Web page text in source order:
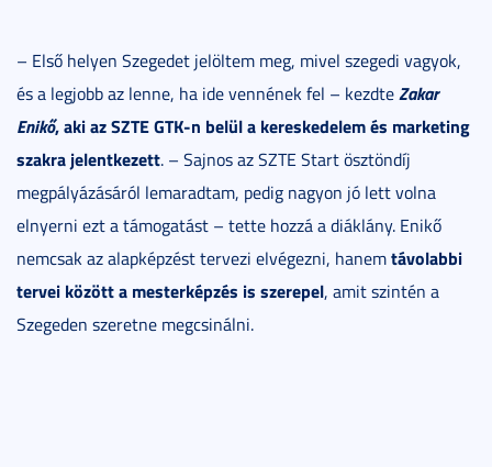
– Első helyen Szegedet jelöltem meg, mivel szegedi vagyok,
és a legjobb az lenne, ha ide vennének fel – kezdteZakar
Enikő, aki az SZTE GTK-n belül a kereskedelem és marketing
szakra jelentkezett. – Sajnos az SZTE Start ösztöndíj
megpályázásáról lemaradtam, pedig nagyon jó lett volna
elnyerni ezt a támogatást – tette hozzá a diáklány. Enikő
nemcsak az alapképzést tervezi elvégezni, hanemtávolabbi
tervei között a mesterképzés is szerepel, amit szintén a
Szegeden szeretne megcsinálni.